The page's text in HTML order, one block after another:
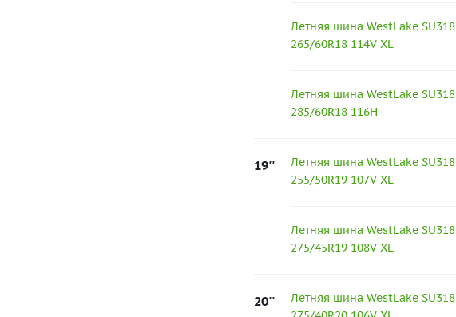
Летняя шина WestLake SU318
265/60R18 114V XL
Летняя шина WestLake SU318
285/60R18 116H
19''
Летняя шина WestLake SU318
255/50R19 107V XL
Летняя шина WestLake SU318
275/45R19 108V XL
20''
Летняя шина WestLake SU318